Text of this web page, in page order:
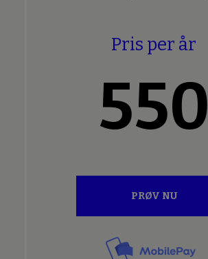
Pris per år
550
PRØV NU